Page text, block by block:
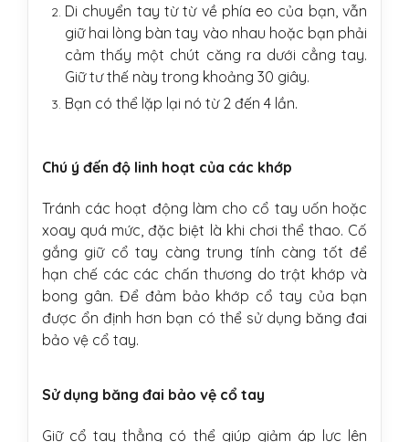
Di chuyển tay từ từ về phía eo của bạn, vẫn
giữ hai lòng bàn tay vào nhau hoặc bạn phải
cảm thấy một chút căng ra dưới cẳng tay.
Giữ tư thế này trong khoảng 30 giây.
Bạn có thể lặp lại nó từ 2 đến 4 lần.
Chú ý đến độ linh hoạt của các khớp
Tránh các hoạt động làm cho cổ tay uốn hoặc
xoay quá mức, đặc biệt là khi chơi thể thao. Cố
gắng giữ cổ tay càng trung tính càng tốt để
hạn chế các các chấn thương do trật khớp và
bong gân. Để đảm bảo khớp cổ tay của bạn
được ổn định hơn bạn có thể sử dụng băng đai
bảo vệ cổ tay.
Sử dụng băng đai bảo vệ cổ tay
Giữ cổ tay thẳng có thể giúp giảm áp lực lên